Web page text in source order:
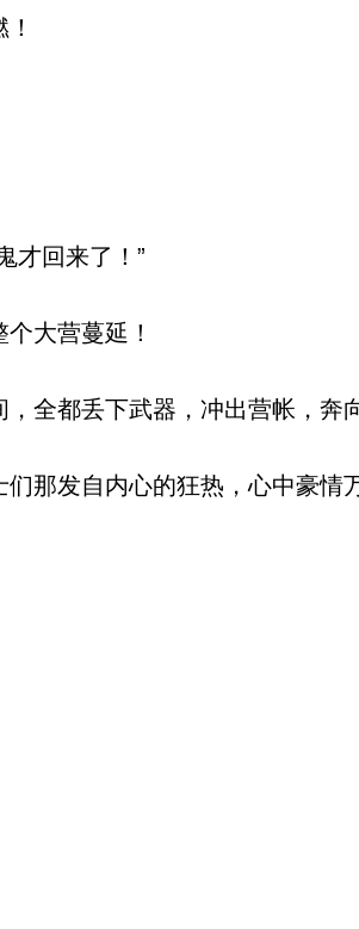
才回来了！”
大营蔓延！
全都丢下武器，冲出营帐，奔
那发自内心的狂热，心中豪情